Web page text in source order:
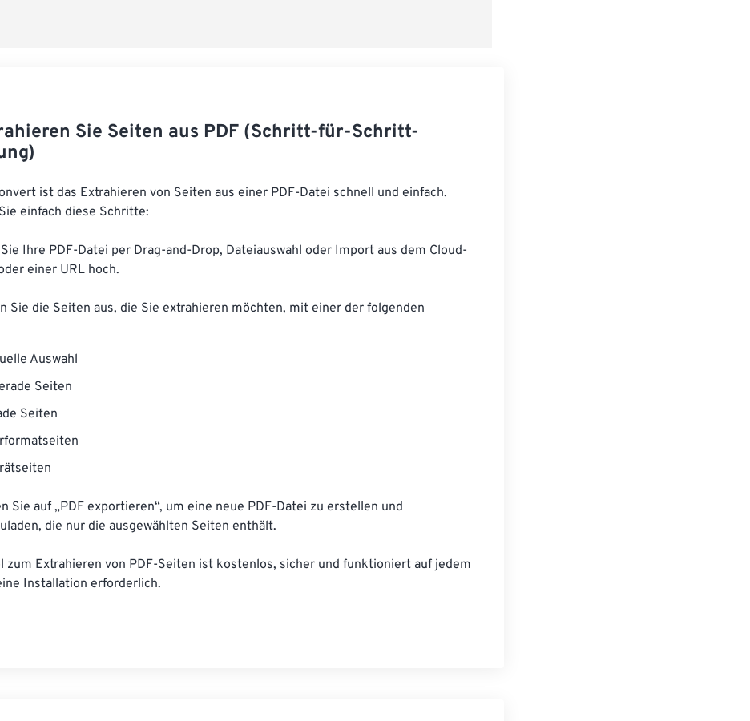
Sie Seiten aus PDF (Schritt-für-Schritt-
ist das Extrahieren von Seiten aus einer PDF-Datei schnell und einfach.
einfach diese Schritte:
Sie Ihre PDF-Datei per Drag-and-Drop, Dateiauswahl oder Import aus dem Cloud-
einer URL hoch.
Sie die Seiten aus, die Sie extrahieren möchten, mit einer der folgenden
Auswahl
Seiten
Seiten
Sie auf „PDF exportieren“, um eine neue PDF-Datei zu erstellen und
die nur die ausgewählten Seiten enthält.
zum Extrahieren von PDF-Seiten ist kostenlos, sicher und funktioniert auf jedem
Installation erforderlich.